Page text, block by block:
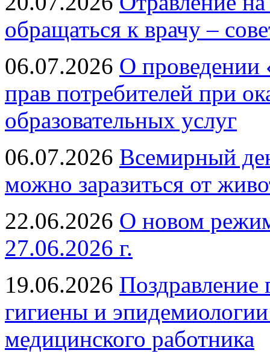
обращаться к врачу –
06.07.2026 О проведении
прав потребителей при
образовательных услуг
06.07.2026 Всемирный
можно заразиться от
22.06.2026 О новом
27.06.2026 г.
19.06.2026 Поздравление
гигиены и
медицинского работника